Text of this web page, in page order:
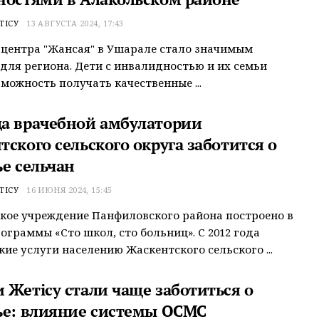
13 АВГУСТА 2024, 17:43
"Жансая" в Ушарале стало значимым
региона. Дети с инвалидностью и их семьи
получать качественные ...
врачебной амбулатории
сельского округа заботится о
сельчан
16 ИЮНЯ 2024, 15:45
учреждение Панфиловского района построено в
«Сто школ, сто больниц». С 2012 года
услуги населению Жаскентского сельского ...
стали чаще заботиться о
влияние системы ОСМС